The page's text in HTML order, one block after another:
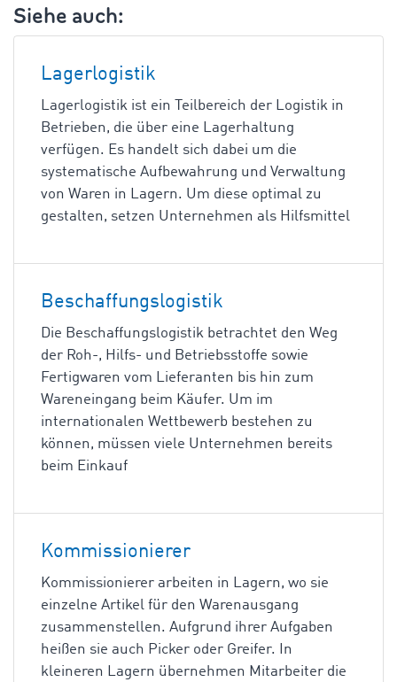
Siehe auch:
Lagerlogistik
Lagerlogistik ist ein Teilbereich der Logistik in
Betrieben, die über eine Lagerhaltung
verfügen. Es handelt sich dabei um die
systematische Aufbewahrung und Verwaltung
von Waren in Lagern. Um diese optimal zu
gestalten, setzen Unternehmen als Hilfsmittel
Beschaffungslogistik
Die Beschaffungslogistik betrachtet den Weg
der Roh-, Hilfs- und Betriebsstoffe sowie
Fertigwaren vom Lieferanten bis hin zum
Wareneingang beim Käufer. Um im
internationalen Wettbewerb bestehen zu
können, müssen viele Unternehmen bereits
beim Einkauf
Kommissionierer
Kommissionierer arbeiten in Lagern, wo sie
einzelne Artikel für den Warenausgang
zusammenstellen. Aufgrund ihrer Aufgaben
heißen sie auch Picker oder Greifer. In
kleineren Lagern übernehmen Mitarbeiter die